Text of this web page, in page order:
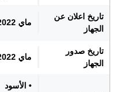
تاريخ اعلان عن
الجهاز
ماي 2022
تاريخ صدور
الجهاز
ماي 2022
• الأسود